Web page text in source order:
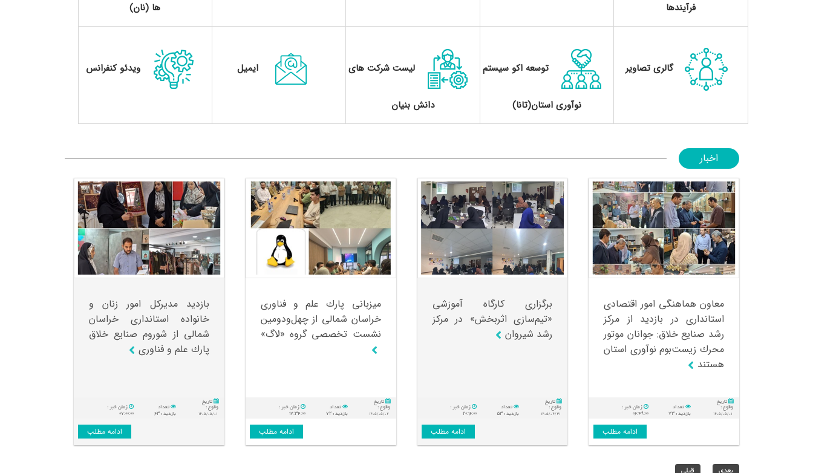
فرآیندها ها (نان)
گالری تصاویر توسعه اکو سیستم
نوآوری استان(تانا)
لیست شرکت های
دانش بنیان
ایمیل ویدئو کنفرانس
اخبار
معاون هماهنگی امور اقتصادی
استانداری در بازدید از مركز
رشد صنایع خلاق: جوانان موتور
محرك زیست‌بوم نوآوری استان
هستند
تاريخ
وقوع :
۱۴۰۵/۰۵/۰۱
تعداد
بازدید : ۷۳
زمان خبر :
۰۶:۴۹:۰۰
ادامه مطلب
برگزاری كارگاه آموزشی
«تیم‌سازی اثربخش» در مركز
رشد شیروان
تاريخ
وقوع :
۱۴۰۵/۰۴/۳۱
تعداد
بازدید : ۵۳
زمان خبر :
۲۰:۱۶:۰۰
ادامه مطلب
میزبانی پارك علم و فناوری
خراسان شمالی از چهل‌ودومین
نشست تخصصی گروه «لاگ»
تاريخ
وقوع :
۱۴۰۵/۰۵/۰۲
تعداد
بازدید :۷۲
زمان خبر :
۱۷:۳۴:۰۰
ادامه مطلب
بازدید مدیركل امور زنان و
خانواده استانداری خراسان
شمالی از شوروم صنایع خلاق
پارك علم و فناوری
تاريخ
وقوع :
۱۴۰۵/۰۵/۰۱
تعداد
بازدید :۶۳
زمان خبر :
۰۷:۰۰:۰۰
ادامه مطلب
بعدي قبلي